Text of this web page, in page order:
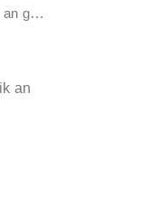
BEG-Reform 2026: Scharfe Kritik an gekürzten Sanierungsförderungen
an